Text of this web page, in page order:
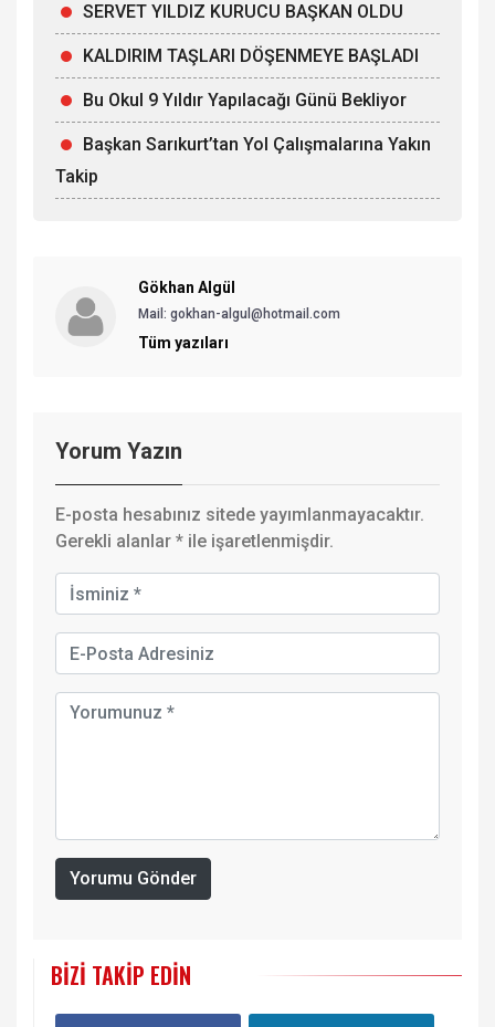
SERVET YILDIZ KURUCU BAŞKAN OLDU
KALDIRIM TAŞLARI DÖŞENMEYE BAŞLADI
Bu Okul 9 Yıldır Yapılacağı Günü Bekliyor
Başkan Sarıkurt’tan Yol Çalışmalarına Yakın
Takip
Gökhan Algül
Mail: gokhan-algul@hotmail.com
Tüm yazıları
Yorum Yazın
E-posta hesabınız sitede yayımlanmayacaktır.
Gerekli alanlar * ile işaretlenmişdir.
Yorumu Gönder
BIZI TAKIP EDIN